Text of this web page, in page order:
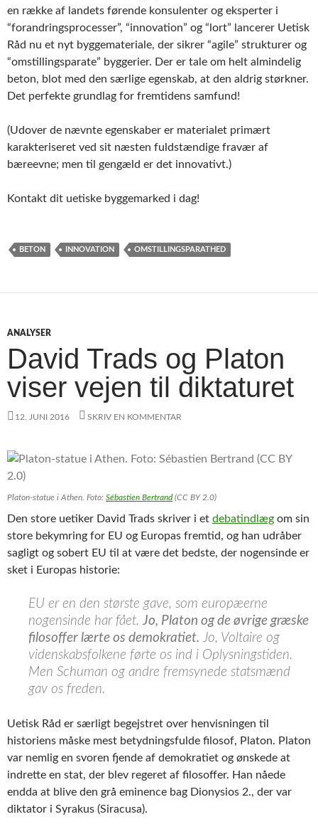
en række af landets førende konsulenter og eksperter i
“forandringsprocesser”, “innovation” og “lort” lancerer Uetisk
Råd nu et nyt byggemateriale, der sikrer “agile” strukturer og
“omstillingsparate” byggerier. Der er tale om helt almindelig
beton, blot med den særlige egenskab, at den aldrig størkner.
Det perfekte grundlag for fremtidens samfund!
(Udover de nævnte egenskaber er materialet primært
karakteriseret ved sit næsten fuldstændige fravær af
bæreevne; men til gengæld er det innovativt.)
Kontakt dit uetiske byggemarked i dag!
BETON INNOVATION OMSTILLINGSPARATHED
ANALYSER
David Trads og Platon
viser vejen til diktaturet
12. JUNI 2016 SKRIV EN KOMMENTAR
Platon-statue i Athen. Foto: Sébastien Bertrand(CC BY 2.0)
Den store uetiker David Trads skriver i et debatindlæg om sin
store bekymring for EU og Europas fremtid, og han udråber
sagligt og sobert EU til at være det bedste, der nogensinde er
sket i Europas historie:
EU er en den største gave, som europæerne
nogensinde har fået. Jo, Platon og de øvrige græske
filosoffer lærte os demokratiet. Jo, Voltaire og
videnskabsfolkene førte os ind i Oplysningstiden.
Men Schuman og andre fremsynede statsmænd
gav os freden.
Uetisk Råd er særligt begejstret over henvisningen til
historiens måske mest betydningsfulde filosof, Platon. Platon
var nemlig en svoren fjende af demokratiet og ønskede at
indrette en stat, der blev regeret af filosoffer. Han nåede
endda at blive den grå eminence bag Dionysios 2., der var
diktator i Syrakus (Siracusa).